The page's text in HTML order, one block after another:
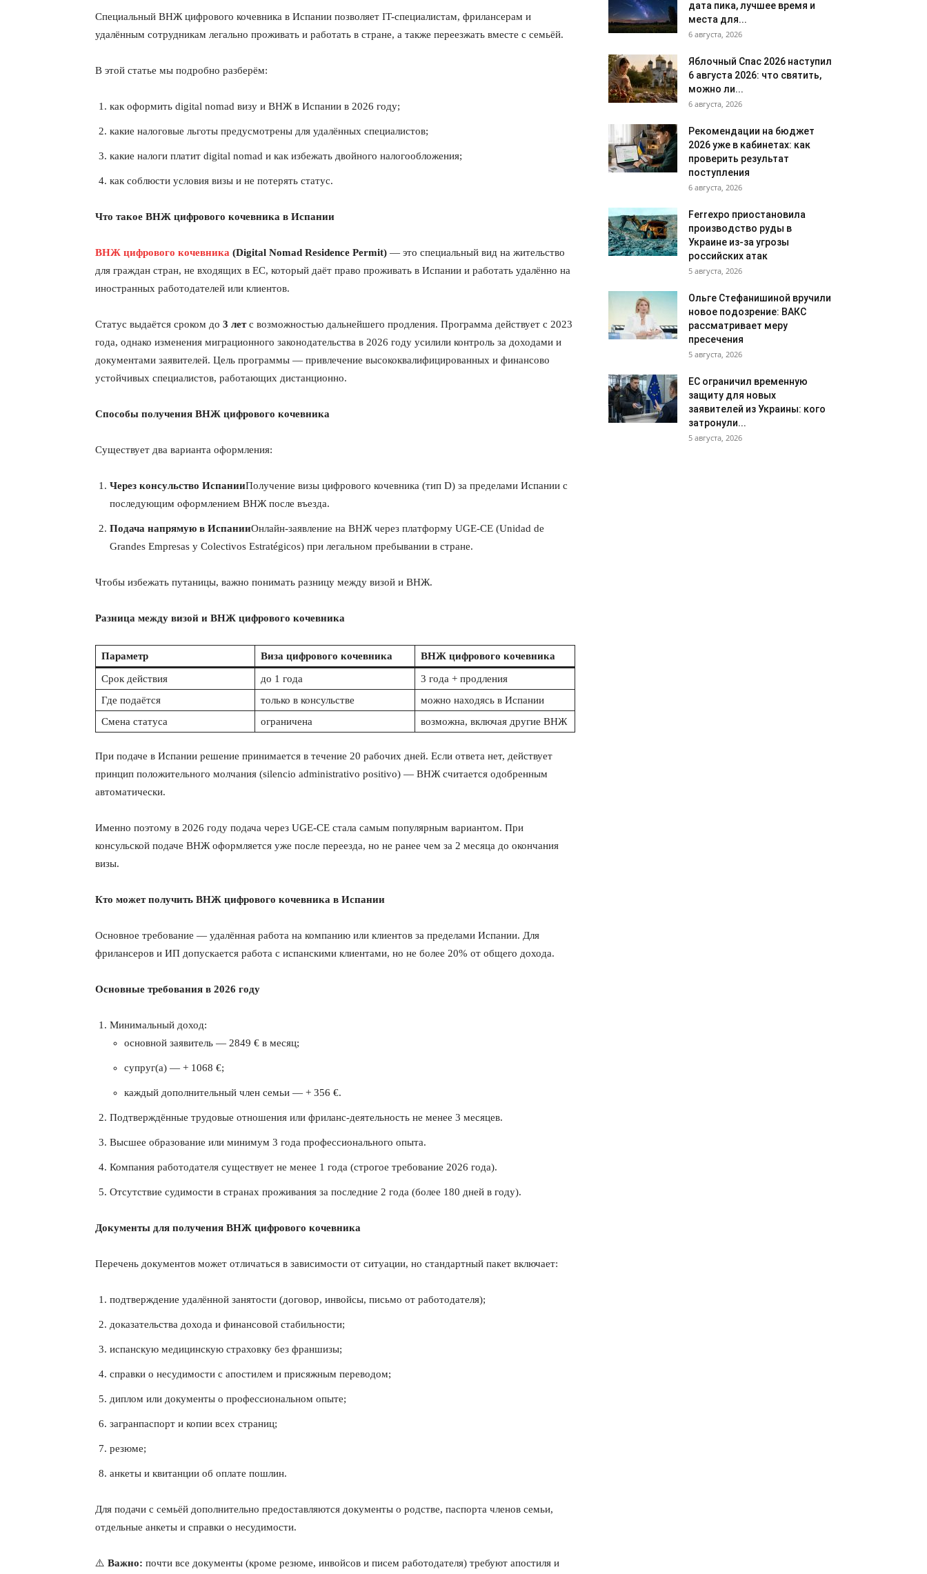
КавПолит
Отказ от ответственности
Подписка
Мой аккаунт
Реклама
Контакты
Специальный ВНЖ цифрового кочевника в Испании позволяет IT-специалистам, фрилансерам и
удалённым сотрудникам легально проживать и работать в стране, а также переезжать вместе с семьёй.
В этой статье мы подробно разберём:
как оформить digital nomad визу и ВНЖ в Испании в 2026 году;
какие налоговые льготы предусмотрены для удалённых специалистов;
какие налоги платит digital nomad и как избежать двойного налогообложения;
как соблюсти условия визы и не потерять статус.
Что такое ВНЖ цифрового кочевника в Испании
ВНЖ цифрового кочевника (Digital Nomad Residence Permit) — это специальный вид на жительство
для граждан стран, не входящих в ЕС, который даёт право проживать в Испании и работать удалённо на
иностранных работодателей или клиентов.
Статус выдаётся сроком до 3 летс возможностью дальнейшего продления. Программа действует с 2023
года, однако изменения миграционного законодательства в 2026 году усилили контроль за доходами и
документами заявителей. Цель программы — привлечение высококвалифицированных и финансово
устойчивых специалистов, работающих дистанционно.
Способы получения ВНЖ цифрового кочевника
Существует два варианта оформления:
Через консульство ИспанииПолучение визы цифрового кочевника (тип D) за пределами Испании с
последующим оформлением ВНЖ после въезда.
Подача напрямую в ИспанииОнлайн-заявление на ВНЖ через платформу UGE-CE (Unidad de
Grandes Empresas y Colectivos Estratégicos) при легальном пребывании в стране.
Чтобы избежать путаницы, важно понимать разницу между визой и ВНЖ.
Разница между визой и ВНЖ цифрового кочевника
Параметр Виза цифрового кочевника ВНЖ цифрового кочевника
Срок действия до 1 года
3 года + продления
Где подаётся
только в консульстве
можно находясь в Испании
Смена статуса
ограничена возможна, включая другие ВНЖ
При подаче в Испании решение принимается в течение 20 рабочих дней. Если ответа нет, действует
принцип положительного молчания (silencio administrativo positivo) — ВНЖ считается одобренным
автоматически.
Именно поэтому в 2026 году подача через UGE-CE стала самым популярным вариантом. При
консульской подаче ВНЖ оформляется уже после переезда, но не ранее чем за 2 месяца до окончания
визы.
Кто может получить ВНЖ цифрового кочевника в Испании
Основное требование — удалённая работа на компанию или клиентов за пределами Испании. Для
фрилансеров и ИП допускается работа с испанскими клиентами, но не более 20% от общего дохода.
Основные требования в 2026 году
Минимальный доход:
основной заявитель — 2849 € в месяц;
супруг(а) — + 1068 €;
каждый дополнительный член семьи — + 356 €.
Подтверждённые трудовые отношения или фриланс-деятельность не менее 3 месяцев.
Высшее образование или минимум 3 года профессионального опыта.
Компания работодателя существует не менее 1 года (строгое требование 2026 года).
Отсутствие судимости в странах проживания за последние 2 года (более 180 дней в году).
Документы для получения ВНЖ цифрового кочевника
Перечень документов может отличаться в зависимости от ситуации, но стандартный пакет включает:
подтверждение удалённой занятости (договор, инвойсы, письмо от работодателя);
доказательства дохода и финансовой стабильности;
испанскую медицинскую страховку без франшизы;
справки о несудимости с апостилем и присяжным переводом;
диплом или документы о профессиональном опыте;
загранпаспорт и копии всех страниц;
резюме;
анкеты и квитанции об оплате пошлин.
Для подачи с семьёй дополнительно предоставляются документы о родстве, паспорта членов семьи,
отдельные анкеты и справки о несудимости.
⚠️ Важно: почти все документы (кроме резюме, инвойсов и писем работодателя) требуют апостиля и
дата пика, лучшее время и
места для...
6 августа, 2026
Яблочный Спас 2026 наступил
6 августа 2026: что святить,
можно ли...
6 августа, 2026
Рекомендации на бюджет
2026 уже в кабинетах: как
проверить результат
поступления
6 августа, 2026
Ferrexpo приостановила
производство руды в
Украине из-за угрозы
российских атак
5 августа, 2026
Ольге Стефанишиной вручили
новое подозрение: ВАКС
рассматривает меру
пресечения
5 августа, 2026
ЕС ограничил временную
защиту для новых
заявителей из Украины: кого
затронули...
5 августа, 2026